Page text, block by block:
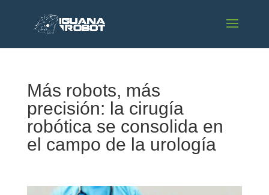
Más robots, más
precisión: la cirugía
robótica se consolida en
el campo de la urología